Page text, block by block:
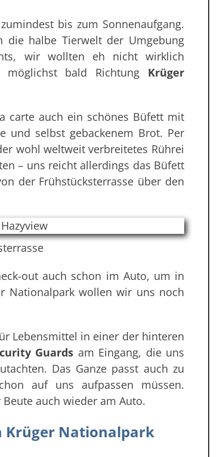
bis zum Sonnenaufgang.
halbe Tierwelt der Umgebung
wir wollten eh nicht wirklich
bald Richtung Krüger
carte auch ein schönes Büfett mit
und selbst gebackenem Brot. Per
wohl weltweit verbreitetes Rührei
– uns reicht allerdings das Büfett
der Frühstücksterrasse über den
out auch schon im Auto, um in
Nationalpark wollen wir uns noch
Lebensmittel in einer der hinteren
Guards am Eingang, die uns
Das Ganze passt auch zu
auf uns aufpassen müssen.
auch wieder am Auto.
Krüger Nationalpark